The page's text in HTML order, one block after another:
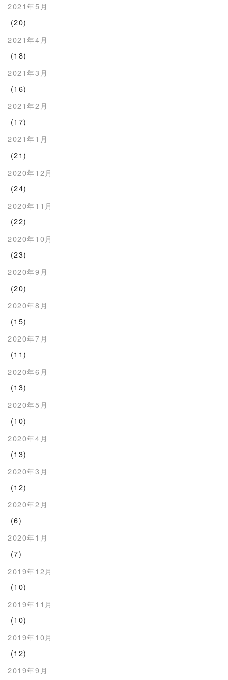
2021年5月
(20)
2021年4月
(18)
2021年3月
(16)
2021年2月
(17)
2021年1月
(21)
2020年12月
(24)
2020年11月
(22)
2020年10月
(23)
2020年9月
(20)
2020年8月
(15)
2020年7月
(11)
2020年6月
(13)
2020年5月
(10)
2020年4月
(13)
2020年3月
(12)
2020年2月
(6)
2020年1月
(7)
2019年12月
(10)
2019年11月
(10)
2019年10月
(12)
2019年9月